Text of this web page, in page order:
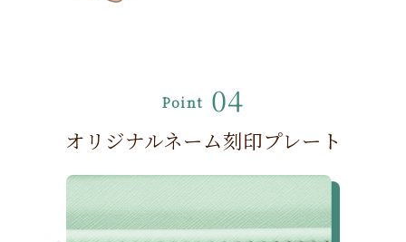
Point 04
オリジナルネーム刻印プレート